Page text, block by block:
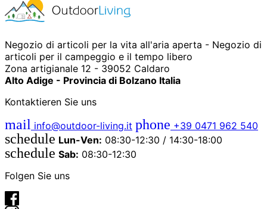
Negozio di articoli per la vita all'aria aperta - Negozio di
articoli per il campeggio e il tempo libero
Zona artigianale 12 - 39052 Caldaro
Alto Adige - Provincia di Bolzano Italia
Kontaktieren Sie uns
mail info@outdoor-living.it phone +39 0471 962 540
schedule Lun-Ven: 08:30-12:30 / 14:30-18:00
schedule Sab: 08:30-12:30
Folgen Sie uns